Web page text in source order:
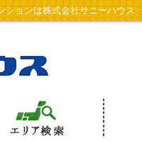
ションは株式会社サニーハウス